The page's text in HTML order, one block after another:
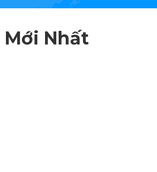
Mới Nhất